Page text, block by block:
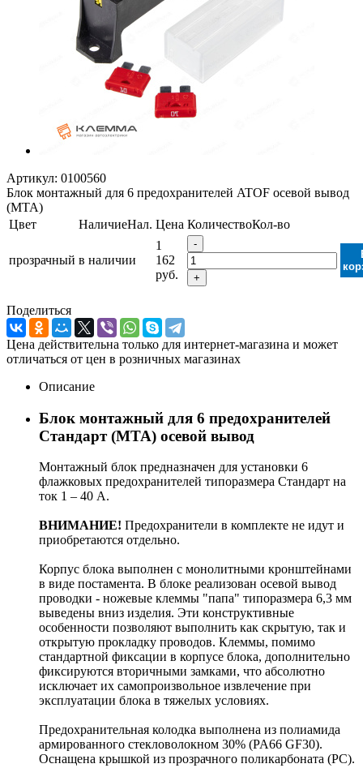
Артикул: 0100560
Блок монтажный для 6 предохранителей ATOF осевой вывод
(MTA)
Цвет
НаличиеНал. Цена КоличествоКол-во
прозрачный в наличии
1
162
руб.
-
+
Поделиться
Цена действительна только для интернет-магазина и может
отличаться от цен в розничных магазинах
Описание
Блок монтажный для 6 предохранителей
Стандарт (MTA) осевой вывод
Монтажный блок предназначен для установки 6
флажковых предохранителей типоразмера Стандарт на
ток 1 – 40 А.
ВНИМАНИЕ! Предохранители в комплекте не идут и
приобретаются отдельно.
Корпус блока выполнен с монолитными кронштейнами
в виде постамента. В блоке реализован осевой вывод
проводки - ножевые клеммы "папа" типоразмера 6,3 мм
выведены вниз изделия. Эти конструктивные
особенности позволяют выполнить как скрытую, так и
открытую прокладку проводов. Клеммы, помимо
стандартной фиксации в корпусе блока, дополнительно
фиксируются вторичными замками, что абсолютно
исключает их самопроизвольное извлечение при
эксплуатации блока в тяжелых условиях.
Предохранительная колодка выполнена из полиамида
армированного стекловолокном 30% (PA66 GF30).
Оснащена крышкой из прозрачного поликарбоната (PC).